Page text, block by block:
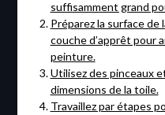
suffisamment grand
Préparez la surface
couche d’apprêt pour
peinture.
Utilisez des pinceaux
dimensions de la toile.
Travaillez par étapes